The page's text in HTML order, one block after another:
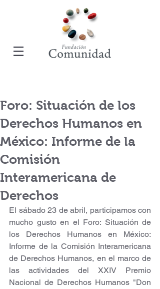
Foro: Situación de los
Derechos Humanos en
México: Informe de la
Comisión
Interamericana de
Derechos
El sábado 23 de abril, participamos con
mucho gusto en el Foro: Situación de
los Derechos Humanos en México:
Informe de la Comisión Interamericana
de Derechos Humanos, en el marco de
las actividades del XXIV Premio
Nacional de Derechos Humanos "Don